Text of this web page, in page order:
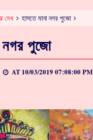
দেখ হাসতে মানা নগর পুজো
নগর পুজো
AT 10/03/2019 07:08:00 PM